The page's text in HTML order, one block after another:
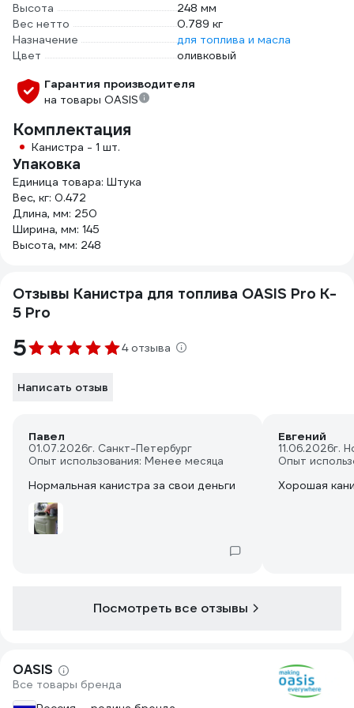
Высота
248 мм
Вес нетто
0.789 кг
Назначение
для топлива и масла
Цвет
оливковый
Гарантия производителя
на товары OASIS
Комплектация
Канистра - 1 шт.
Упаковка
Единица товара: Штука
Вес, кг: 0.472
Длина, мм: 250
Ширина, мм: 145
Высота, мм: 248
Отзывы Канистра для топлива OASIS Pro K-
5 Pro
5 4 отзыва
Написать отзыв
Павел
01.07.2026г. Санкт-Петербург
Опыт использования: Менее месяца
Нормальная канистра за свои деньги
Евгений
11.06.2026г.
Опыт
Хорошая
Посмотреть все отзывы
OASIS
Все товары бренда